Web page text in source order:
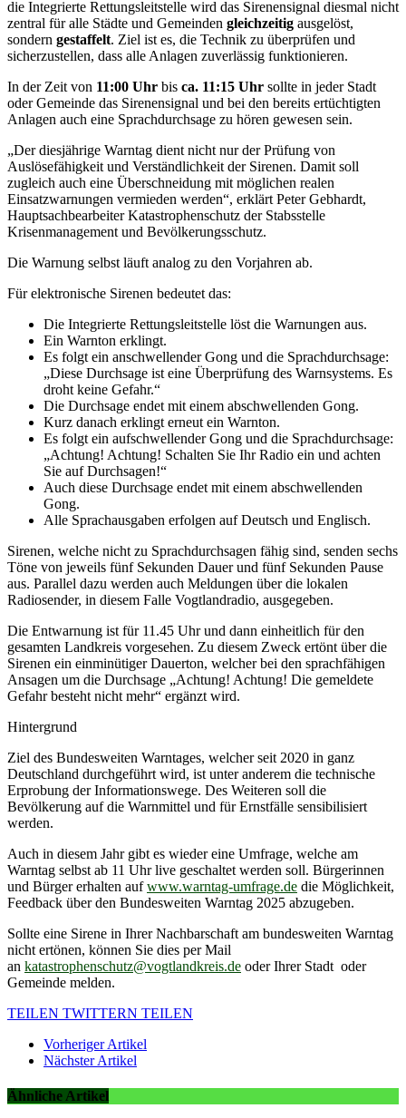
die Integrierte Rettungsleitstelle wird das Sirenensignal diesmal nicht
zentral für alle Städte und Gemeinden gleichzeitig ausgelöst,
sondern gestaffelt. Ziel ist es, die Technik zu überprüfen und
sicherzustellen, dass alle Anlagen zuverlässig funktionieren.
In der Zeit von 11:00 Uhr bis ca. 11:15 Uhr sollte in jeder Stadt
oder Gemeinde das Sirenensignal und bei den bereits ertüchtigten
Anlagen auch eine Sprachdurchsage zu hören gewesen sein.
„Der diesjährige Warntag dient nicht nur der Prüfung von
Auslösefähigkeit und Verständlichkeit der Sirenen. Damit soll
zugleich auch eine Überschneidung mit möglichen realen
Einsatzwarnungen vermieden werden“, erklärt Peter Gebhardt,
Hauptsachbearbeiter Katastrophenschutz der Stabsstelle
Krisenmanagement und Bevölkerungsschutz.
Die Warnung selbst läuft analog zu den Vorjahren ab.
Für elektronische Sirenen bedeutet das:
Die Integrierte Rettungsleitstelle löst die Warnungen aus.
Ein Warnton erklingt.
Es folgt ein anschwellender Gong und die Sprachdurchsage:
„Diese Durchsage ist eine Überprüfung des Warnsystems. Es
droht keine Gefahr.“
Die Durchsage endet mit einem abschwellenden Gong.
Kurz danach erklingt erneut ein Warnton.
Es folgt ein aufschwellender Gong und die Sprachdurchsage:
„Achtung! Achtung! Schalten Sie Ihr Radio ein und achten
Sie auf Durchsagen!“
Auch diese Durchsage endet mit einem abschwellenden
Gong.
Alle Sprachausgaben erfolgen auf Deutsch und Englisch.
Sirenen, welche nicht zu Sprachdurchsagen fähig sind, senden sechs
Töne von jeweils fünf Sekunden Dauer und fünf Sekunden Pause
aus. Parallel dazu werden auch Meldungen über die lokalen
Radiosender, in diesem Falle Vogtlandradio, ausgegeben.
Die Entwarnung ist für 11.45 Uhr und dann einheitlich für den
gesamten Landkreis vorgesehen. Zu diesem Zweck ertönt über die
Sirenen ein einminütiger Dauerton, welcher bei den sprachfähigen
Ansagen um die Durchsage „Achtung! Achtung! Die gemeldete
Gefahr besteht nicht mehr“ ergänzt wird.
Hintergrund
Ziel des Bundesweiten Warntages, welcher seit 2020 in ganz
Deutschland durchgeführt wird, ist unter anderem die technische
Erprobung der Informationswege. Des Weiteren soll die
Bevölkerung auf die Warnmittel und für Ernstfälle sensibilisiert
werden.
Auch in diesem Jahr gibt es wieder eine Umfrage, welche am
Warntag selbst ab 11 Uhr live geschaltet werden soll. Bürgerinnen
und Bürger erhalten aufwww.warntag-umfrage.de die Möglichkeit,
Feedback über den Bundesweiten Warntag 2025 abzugeben.
Sollte eine Sirene in Ihrer Nachbarschaft am bundesweiten Warntag
nicht ertönen, können Sie dies per Mail
an katastrophenschutz@vogtlandkreis.de oder Ihrer Stadt oder
Gemeinde melden.
TEILEN TWITTERN TEILEN
Vorheriger Artikel
Nächster Artikel
Ähnliche Artikel